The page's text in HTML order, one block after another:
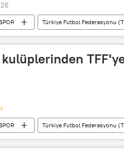
Türkiye Futbol Federasyonu
Kriz Sızma
Türkiye Futbol Federasyonu